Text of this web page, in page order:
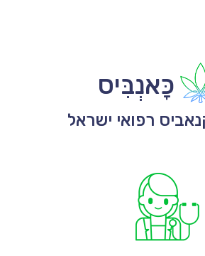
כָּאנְבִּיס
רפואי ישראל